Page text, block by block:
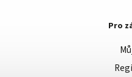
Pro